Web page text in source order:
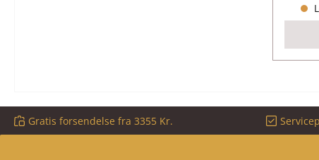
Gratis forsendelse fra 3355 Kr.